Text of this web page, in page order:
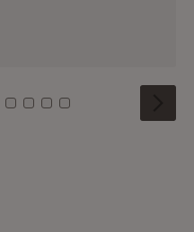
0 1 2 3
Kachel: 4
Zu Kachel: 5
Zu Kachel: 6
Zu Kachel: 7
Zu Kachel: 8